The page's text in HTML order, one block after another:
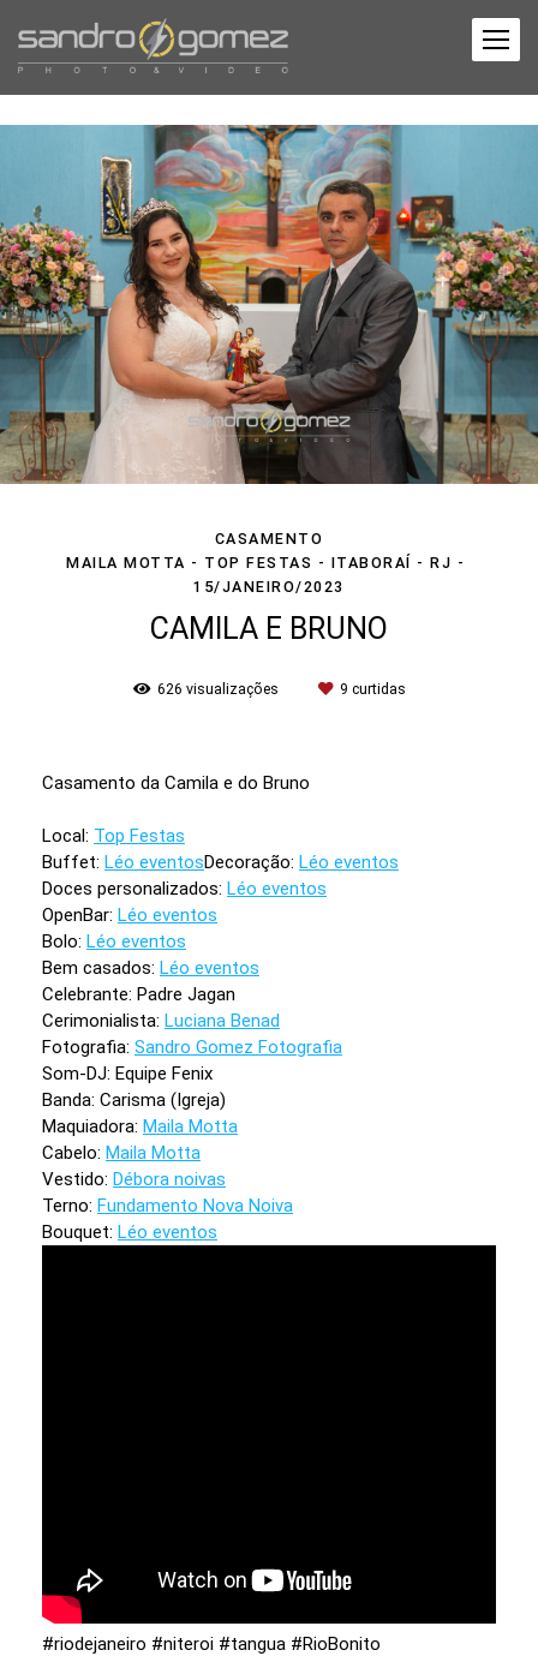
CASAMENTO
MAILA MOTTA - TOP FESTAS - ITABORAÍ - RJ
15/JANEIRO/2023
CAMILA E BRUNO
626 visualizações 9 curtidas
Casamento da Camila e do Bruno
Local: Top Festas
Buffet: Léo eventosDecoração: Léo eventos
Doces personalizados: Léo eventos
OpenBar: Léo eventos
Bolo: Léo eventos
Bem casados: Léo eventos
Celebrante: Padre Jagan
Cerimonialista: Luciana Benad
Fotografia: Sandro Gomez Fotografia
Som-DJ: Equipe Fenix
Banda: Carisma (Igreja)
Maquiadora: Maila Motta
Cabelo: Maila Motta
Vestido: Débora noivas
Terno: Fundamento Nova Noiva
Bouquet: Léo eventos
#riodejaneiro #niteroi #tangua #RioBonito